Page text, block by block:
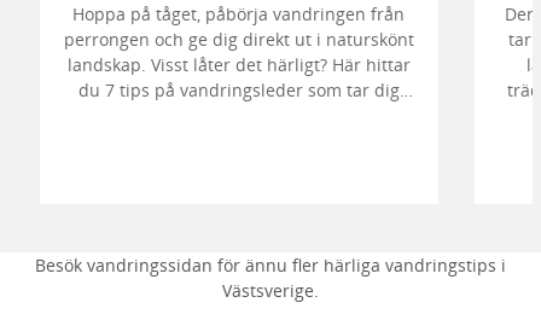
Hoppa på tåget, påbörja vandringen från
perrongen och ge dig direkt ut i naturskönt
landskap. Visst låter det härligt? Här hittar
du 7 tips på vandringsleder som tar dig
tar
Besök vandringssidan för ännu fler härliga vandringstips i
Västsverige.